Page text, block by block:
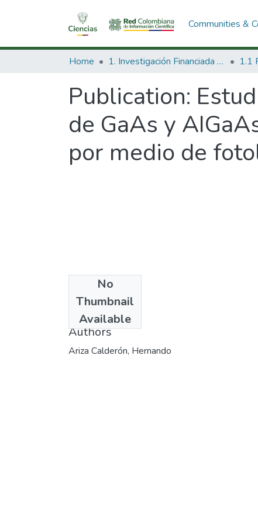
Communities &
Home 1. Investigación Financiada con Recursos Públicos
Publication:
de GaAs y
por medio de
No
Thumbnail
Available
2002-12-18
Authors
Ariza Calderón, Hernando